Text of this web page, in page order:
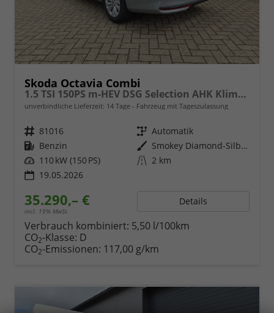
Skoda Octavia Combi
1.5 TSI 150PS m-HEV DSG Selection AHK Klimaautomatik ACC PDC v+h Rückf.Kamera Sitzheizung TWA Apple CarPlay Android Auto 16"LM
unverbindliche Lieferzeit: 14 Tage Fahrzeug mit Tageszulassung
Fahrzeugnr. 81016 Getriebe Automatik
Kraftstoff Benzin Außenfarbe
Smokey Diamond-Silber Metallic
Leistung 110 kW (150 PS) Kilometerstand 2 km
19.05.2026
35.290,– €
incl. 19% MwSt.
Details
Verbrauch kombiniert: 5,50 l/100km
CO2-Klasse: D
CO2-Emissionen: 117,00 g/km